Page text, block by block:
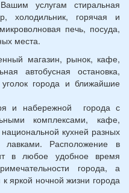
услугам стиральная
холодильник, горячая и
печь, посуда,
места.
магазин, рынок, кафе,
автобусная остановка,
города и ближайшие
и набережной города с
комплексами, кафе,
кухней разных
Расположение в
в любое удобное время
города, а
яркой ночной жизни города